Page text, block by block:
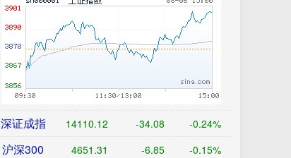
深证成指 14110.12 -34.08 -0.24%
沪深300 4651.31 -6.85 -0.15%